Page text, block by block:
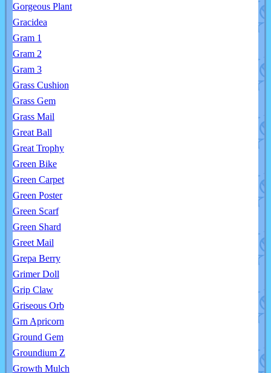
Gorgeous Plant
Gracidea
Gram 1
Gram 2
Gram 3
Grass Cushion
Grass Gem
Grass Mail
Great Ball
Great Trophy
Green Bike
Green Carpet
Green Poster
Green Scarf
Green Shard
Greet Mail
Grepa Berry
Grimer Doll
Grip Claw
Griseous Orb
Grn Apricorn
Ground Gem
Groundium Z
Growth Mulch